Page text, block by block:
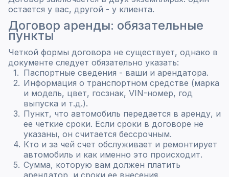
остается у вас, другой - у клиента.
Договор аренды: обязательные
пункты
Четкой формы договора не существует, однако в
документе следует обязательно указать:
Паспортные сведения - ваши и арендатора.
Информация о транспортном средстве (марка
и модель, цвет, госзнак, VIN-номер, год
выпуска и т.д.).
Пункт, что автомобиль передается в аренду, и
ее четкие сроки. Если сроки в договоре не
указаны, он считается бессрочным.
Кто и за чей счет обслуживает и ремонтирует
автомобиль и как именно это происходит.
Сумма, которую вам должен платить
арендатор, и сроки ее внесения.